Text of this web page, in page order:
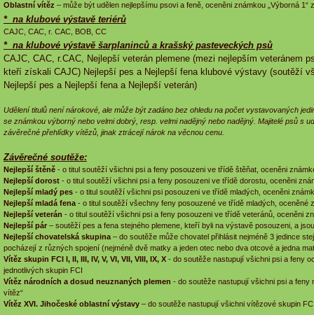
Oblastní vítěz – může být udělen nejlepšímu psovi a feně, oceněni známkou „Výborná
* na klubové výstavě teriérů
CAJC, CAC, r. CAC, BOB, CC
* na klubové výstavě šarplaninců a krašský pasteveckých psů
CAJC, CAC, r.CAC, Nejlepší veterán plemene (mezi nejlepším veteránem
kteří získali CAJC) Nejlepší pes a Nejlepší fena klubové výstavy (soutěží
Nejlepší pes a Nejlepší fena a Nejlepší veterán)
Udělení titulů není nárokové, ale může být zadáno bez ohledu na počet vystavovaných
se známkou výborný nebo velmi dobrý, resp. velmi nadějný nebo nadějný. Majitelé psů s
závěrečné přehlídky vítězů, jinak ztrácejí nárok na věcnou cenu.
Závěrečné soutěže:
Nejlepší štěně - o titul soutěží všichni psi a feny posouzeni ve třídě štěňat, oceněni
Nejlepší dorost - o titul soutěží všichni psi a feny posouzeni ve třídě dorostu, oceněni
Nejlepší mladý pes - o titul soutěží všichni psi posouzeni ve třídě mladých, oceněni
Nejlepší mladá fena - o titul soutěží všechny feny posouzené ve třídě mladých, oceněné
Nejlepší veterán - o titul soutěží všichni psi a feny posouzeni ve třídě veteránů, oceněni
Nejlepší pár – soutěží pes a fena stejného plemene, kteří byli na výstavě posouzeni, a
Nejlepší chovatelská skupina – do soutěže může chovatel přihlásit nejméně 3 jedince
pocházejí z různých spojení (nejméně dvě matky a jeden otec nebo dva otcové a jedna
Vítěz skupin FCI I, II, III, IV, V, VI, VII, VIII, IX, X - do soutěže nastupují všichni psi a feny
jednotlivých skupin FCI
Vítěz národních a dosud neuznaných plemen - do soutěže nastupují všichni psi a feny
vítěz“
Vítěz XVI. Jihočeské oblastní výstavy – do soutěže nastupují všichni vítězové skupin